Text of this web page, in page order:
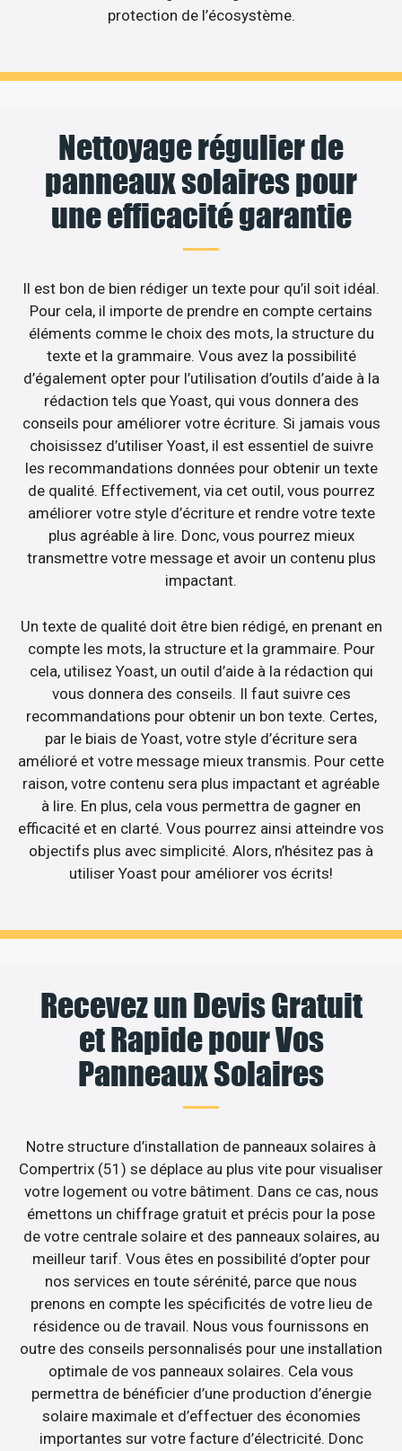
protection de l’écosystème.
Nettoyage régulier de
panneaux solaires pour
une efficacité garantie
Il est bon de bien rédiger un texte pour qu’il soit idéal.
Pour cela, il importe de prendre en compte certains
éléments comme le choix des mots, la structure du
texte et la grammaire. Vous avez la possibilité
d’également opter pour l’utilisation d’outils d’aide à la
rédaction tels que Yoast, qui vous donnera des
conseils pour améliorer votre écriture. Si jamais vous
choisissez d’utiliser Yoast, il est essentiel de suivre
les recommandations données pour obtenir un texte
de qualité. Effectivement, via cet outil, vous pourrez
améliorer votre style d’écriture et rendre votre texte
plus agréable à lire. Donc, vous pourrez mieux
transmettre votre message et avoir un contenu plus
impactant.
Un texte de qualité doit être bien rédigé, en prenant en
compte les mots, la structure et la grammaire. Pour
cela, utilisez Yoast, un outil d’aide à la rédaction qui
vous donnera des conseils. Il faut suivre ces
recommandations pour obtenir un bon texte. Certes,
par le biais de Yoast, votre style d’écriture sera
amélioré et votre message mieux transmis. Pour cette
raison, votre contenu sera plus impactant et agréable
à lire. En plus, cela vous permettra de gagner en
efficacité et en clarté. Vous pourrez ainsi atteindre vos
objectifs plus avec simplicité. Alors, n’hésitez pas à
utiliser Yoast pour améliorer vos écrits!
Recevez un Devis Gratuit
et Rapide pour Vos
Panneaux Solaires
Notre structure d’installation de panneaux solaires à
Compertrix (51) se déplace au plus vite pour visualiser
votre logement ou votre bâtiment. Dans ce cas, nous
émettons un chiffrage gratuit et précis pour la pose
de votre centrale solaire et des panneaux solaires, au
meilleur tarif. Vous êtes en possibilité d’opter pour
nos services en toute sérénité, parce que nous
prenons en compte les spécificités de votre lieu de
résidence ou de travail. Nous vous fournissons en
outre des conseils personnalisés pour une installation
optimale de vos panneaux solaires. Cela vous
permettra de bénéficier d’une production d’énergie
solaire maximale et d’effectuer des économies
importantes sur votre facture d’électricité. Donc